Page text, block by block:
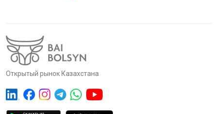
Открытый рынок Казахстана